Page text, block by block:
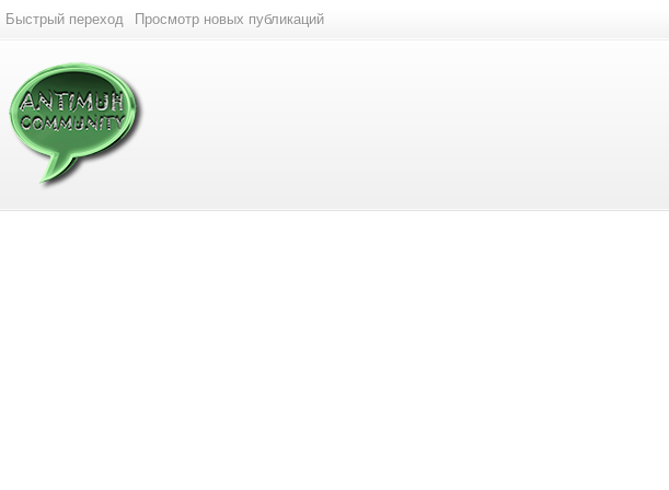
Быстрый переход Просмотр новых публикаций